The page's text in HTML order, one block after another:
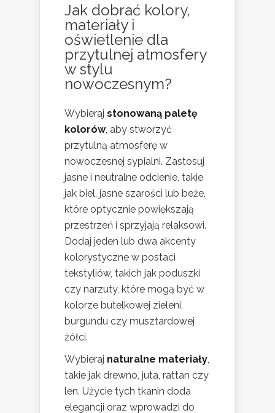
Jak dobrać kolory,
materiały i
oświetlenie dla
przytulnej atmosfery
w stylu
nowoczesnym?
Wybieraj stonowaną paletę
kolorów, aby stworzyć
przytulną atmosferę w
nowoczesnej sypialni. Zastosuj
jasne i neutralne odcienie, takie
jak biel, jasne szarości lub beże,
które optycznie powiększają
przestrzeń i sprzyjają relaksowi.
Dodaj jeden lub dwa akcenty
kolorystyczne w postaci
tekstyliów, takich jak poduszki
czy narzuty, które mogą być w
kolorze butelkowej zieleni,
burgundu czy musztardowej
żółci.
Wybieraj naturalne materiały,
takie jak drewno, juta, rattan czy
len. Użycie tych tkanin doda
elegancji oraz wprowadzi do